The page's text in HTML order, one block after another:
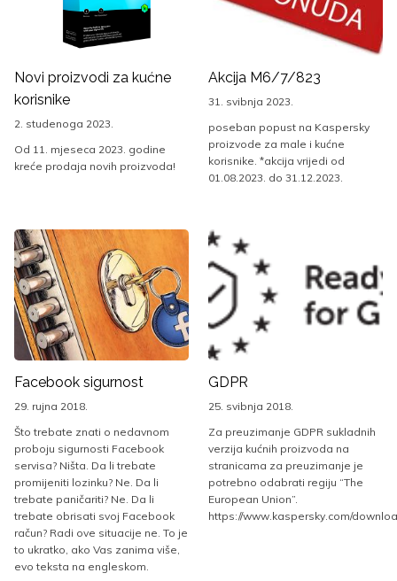
Novi proizvodi za kućne
korisnike
2. studenoga 2023.
Od 11. mjeseca 2023. godine
kreće prodaja novih proizvoda!
Akcija M6/7/823
31. svibnja 2023.
poseban popust na Kaspersky
proizvode za male i kućne
korisnike. *akcija vrijedi od
01.08.2023. do 31.12.2023.
Facebook sigurnost
29. rujna 2018.
Što trebate znati o nedavnom
proboju sigurnosti Facebook
servisa? Ništa. Da li trebate
promijeniti lozinku? Ne. Da li
trebate paničariti? Ne. Da li
trebate obrisati svoj Facebook
račun? Radi ove situacije ne. To je
to ukratko, ako Vas zanima više,
evo teksta na engleskom.
GDPR
25. svibnja 2018.
Za preuzimanje GDPR sukladnih
verzija kućnih proizvoda na
stranicama za preuzimanje je
potrebno odabrati regiju “The
European Union”.
https://www.kaspersky.com/